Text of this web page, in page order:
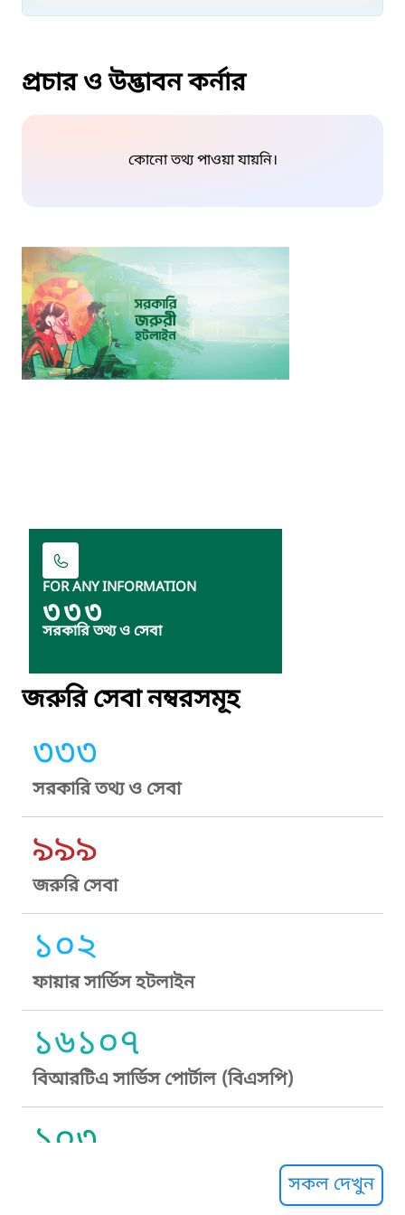
প্রচার ও উদ্ভাবন কর্নার
কোনো তথ্য পাওয়া যায়নি।
FOR ANY INFORMATION
৩৩৩
সরকারি তথ্য ও সেবা
জরুরি সেবা নম্বরসমূহ
৩৩৩
সরকারি তথ্য ও সেবা
৯৯৯
জরুরি সেবা
১০২
ফায়ার সার্ভিস হটলাইন
১৬১০৭
বিআরটিএ সার্ভিস পোর্টাল (বিএসপি)
১০৩
সকল দেখুন